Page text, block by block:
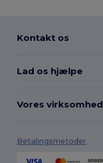
Kontakt os
Lad os hjælpe
Vores virksomhed
Betalingsmetoder